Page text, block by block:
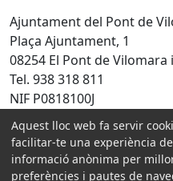
Ajuntament del Pont de
Plaça Ajuntament, 1
08254 El Pont de
Tel. 938 318 811
NIF P0818100J
Amb la col·laboració de:
Aquest lloc web fa servir
facilitar-te una experiència
informació anònima per
preferències i pautes de